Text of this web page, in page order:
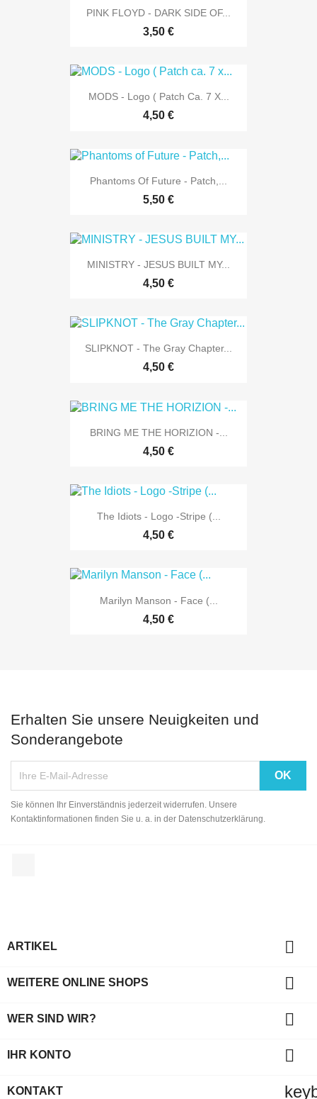
PINK FLOYD - DARK SIDE OF...
3,50 €
MODS - Logo ( Patch Ca. 7 X...
4,50 €
Phantoms Of Future - Patch,...
5,50 €
MINISTRY - JESUS BUILT MY...
4,50 €
SLIPKNOT - The Gray Chapter...
4,50 €
BRING ME THE HORIZION -...
4,50 €
The Idiots - Logo -Stripe (...
4,50 €
Marilyn Manson - Face (...
4,50 €
Erhalten Sie unsere Neuigkeiten und
Sonderangebote
Sie können Ihr Einverständnis jederzeit widerrufen. Unsere
Kontaktinformationen finden Sie u. a. in der Datenschutzerklärung.
ARTIKEL 
WEITERE ONLINE SHOPS 
WER SIND WIR? 
IHR KONTO 
KONTAKT